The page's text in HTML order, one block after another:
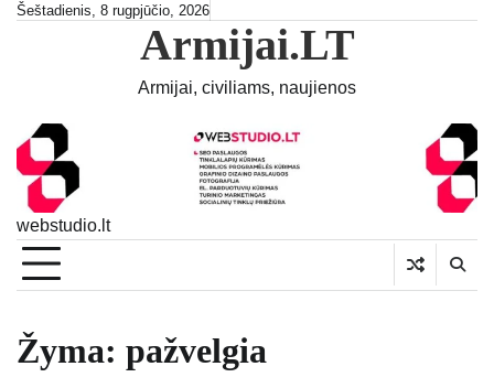
SkipŠeštadienis, 8 rugpjūčio, 2026
Armijai.LT
Armijai, civiliams, naujienos
webstudio.lt
Žyma: pažvelgia